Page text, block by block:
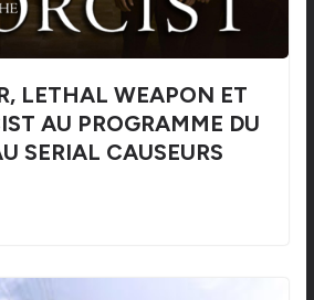
LETHAL WEAPON ET
AU PROGRAMME DU
SERIAL CAUSEURS